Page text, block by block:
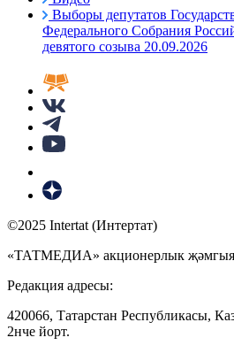
Выборы депутатов
Федерального Собрания
девятого созыва 20.09.2026
©2025 Intertat (Интертат)
«ТАТМЕДИА» акционерлык
Редакция адресы:
420066, Татарстан Республикасы,
2нче йорт.